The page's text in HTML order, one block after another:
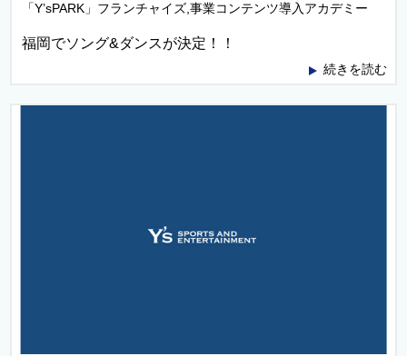
「Y’sPARK」フランチャイズ,事業コンテンツ導入アカデミー
福岡でソング&ダンスが決定！！
続きを読む